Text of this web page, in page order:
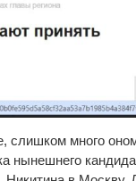
слишком много
нынешнего